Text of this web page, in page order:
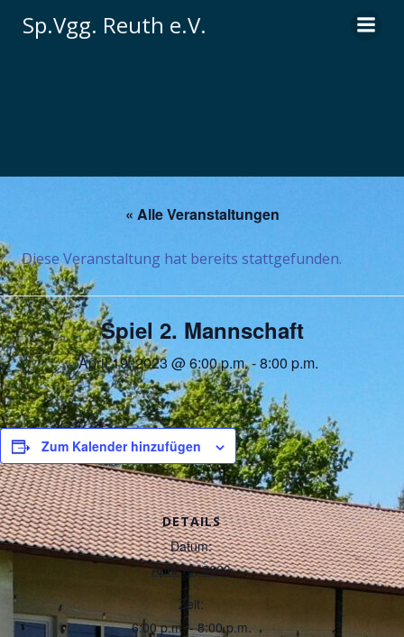
Inhalt
Sp.Vgg. Reuth e.V.
« Alle Veranstaltungen
Diese Veranstaltung hat bereits stattgefunden.
Spiel 2. Mannschaft
April 19, 2023 @ 6:00 p.m.-8:00 p.m.
Zum Kalender hinzufügen
DETAILS
Datum:
April 19, 2023
Zeit:
6:00 p.m. - 8:00 p.m.